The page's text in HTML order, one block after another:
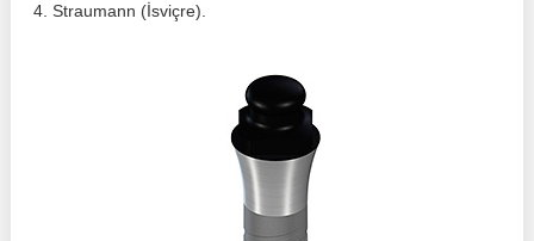
Straumann (İsviçre).